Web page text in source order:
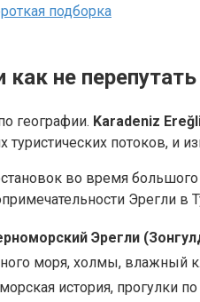
подборка
как не перепутать
географии. Karadeniz
туристических потоков,
во время
Эрегли в
Эрегли
моря, холмы, влажный
история, прогулки